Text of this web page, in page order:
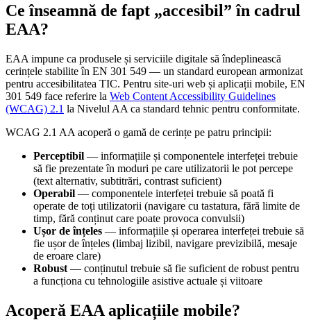
Ce înseamnă de fapt „accesibil” în cadrul
EAA?
EAA impune ca produsele și serviciile digitale să îndeplinească
cerințele stabilite în EN 301 549 — un standard european armonizat
pentru accesibilitatea TIC. Pentru site-uri web și aplicații mobile, EN
301 549 face referire la Web Content Accessibility Guidelines
(WCAG) 2.1 la Nivelul AA ca standard tehnic pentru conformitate.
WCAG 2.1 AA acoperă o gamă de cerințe pe patru principii:
Perceptibil — informațiile și componentele interfeței trebuie
să fie prezentate în moduri pe care utilizatorii le pot percepe
(text alternativ, subtitrări, contrast suficient)
Operabil — componentele interfeței trebuie să poată fi
operate de toți utilizatorii (navigare cu tastatura, fără limite de
timp, fără conținut care poate provoca convulsii)
Ușor de înțeles — informațiile și operarea interfeței trebuie să
fie ușor de înțeles (limbaj lizibil, navigare previzibilă, mesaje
de eroare clare)
Robust — conținutul trebuie să fie suficient de robust pentru
a funcționa cu tehnologiile asistive actuale și viitoare
Acoperă EAA aplicațiile mobile?